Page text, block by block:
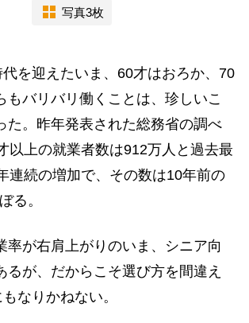
写真3枚
を迎えたいま、60才はおろか、70
もバリバリ働くことは、珍しいこ
た。昨年発表された総務省の調べ
以上の就業者数は912万人と過去最
連続の増加で、その数は10年前の
る。
が右肩上がりのいま、シニア向
るが、だからこそ選び方を間違え
なりかねない。